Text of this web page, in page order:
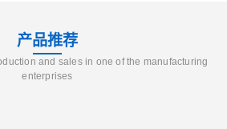
产品推荐
and sales in one of the manufacturing
enterprises